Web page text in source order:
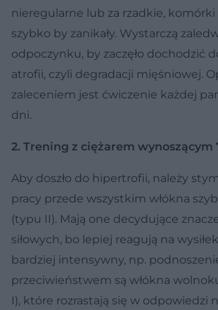
nieregularne lub za rzadkie,
szybko by zanikały. Wystarczą
odpoczynku, by zaczęło dochodzić
atrofii, czyli degradacji mięśniowej.
zaleceniem jest ćwiczenie każdej
dni.
2. Trening z ciężarem wynoszącym
Aby doszło do hipertrofii, należy
pracy przede wszystkim włókna
(typu II). Mają one decydujące
siłowych, bo lepiej reagują na
bardziej intensywny, np.
przeciwieństwem są włókna
I), które rozrastają się w odpowiedzi